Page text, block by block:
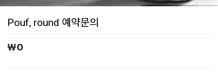
Pouf, round 예약문의
￦0